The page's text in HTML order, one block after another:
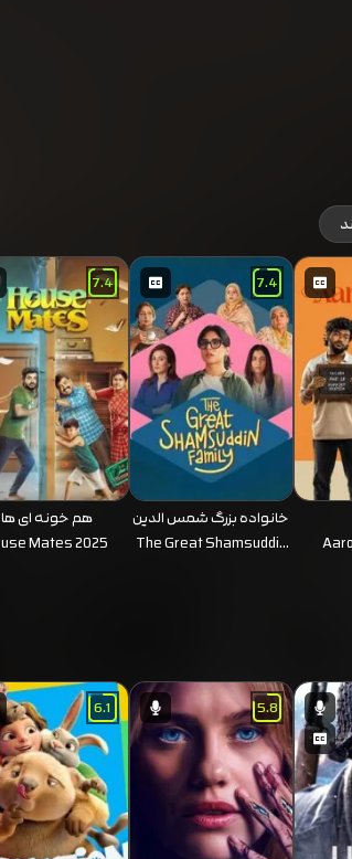
7.4
خانواده بزرگ شمس الدین
The Great Shamsuddin
7.4
هم خونه ای ها
Mates 2025
5.8
6.1